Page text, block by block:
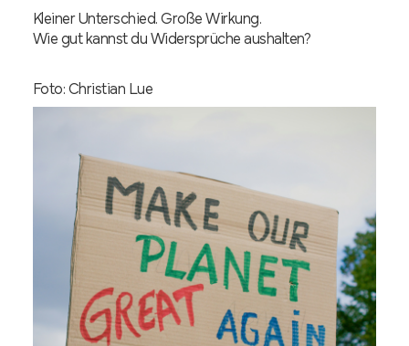
Kleiner Unterschied. Große Wirkung.
Wie gut kannst du Widersprüche aushalten?
Foto: Christian Lue